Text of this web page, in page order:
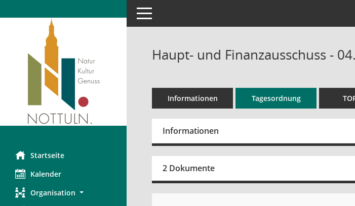
Startseite
Kalender
Organisation
Toggle navigation
Haupt- und Finanzausschuss -
Informationen Tagesordnung
Informationen
2 Dokumente